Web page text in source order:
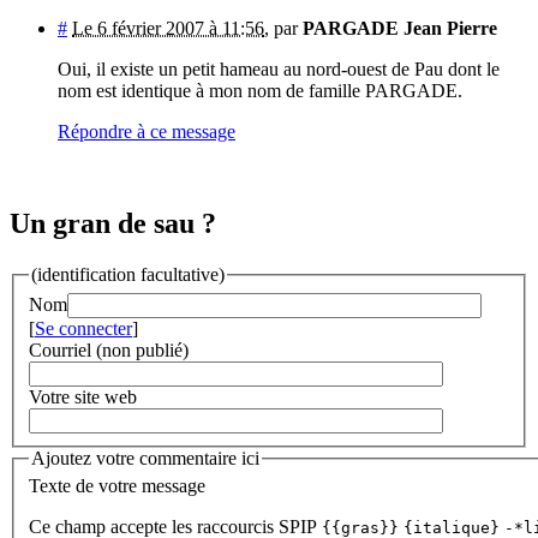
# Le 6 février 2007 à 11:56, parPARGADE Jean Pierre
Oui, il existe un petit hameau au nord-ouest de Pau dont le
nom est identique à mon nom de famille PARGADE.
Répondre à ce message
Un gran de sau ?
(identification facultative)
Nom
[Se connecter]
Courriel (non publié)
Votre site web
Ajoutez votre commentaire ici
Texte de votre message
Ce champ accepte les raccourcis SPIP {{gras}} {italique} -